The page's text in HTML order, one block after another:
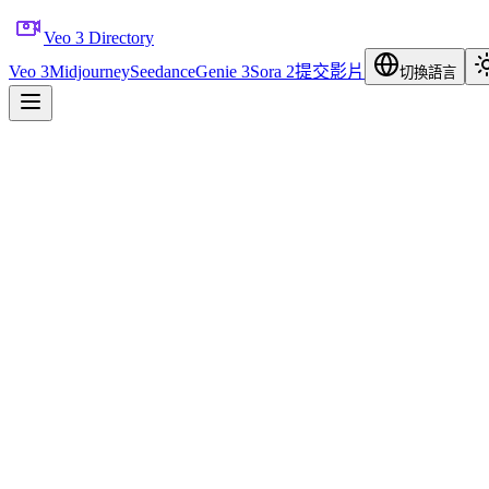
Veo 3 Directory
Veo 3MidjourneySeedanceGenie 3Sora 2提交影片 切換語言